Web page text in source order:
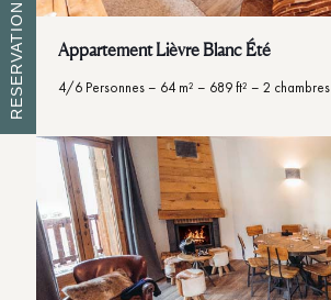
Appartement Lièvre Blanc Été
4/6 Personnes – 64 m² – 689 ft² – 2 chambres
RESERVATION